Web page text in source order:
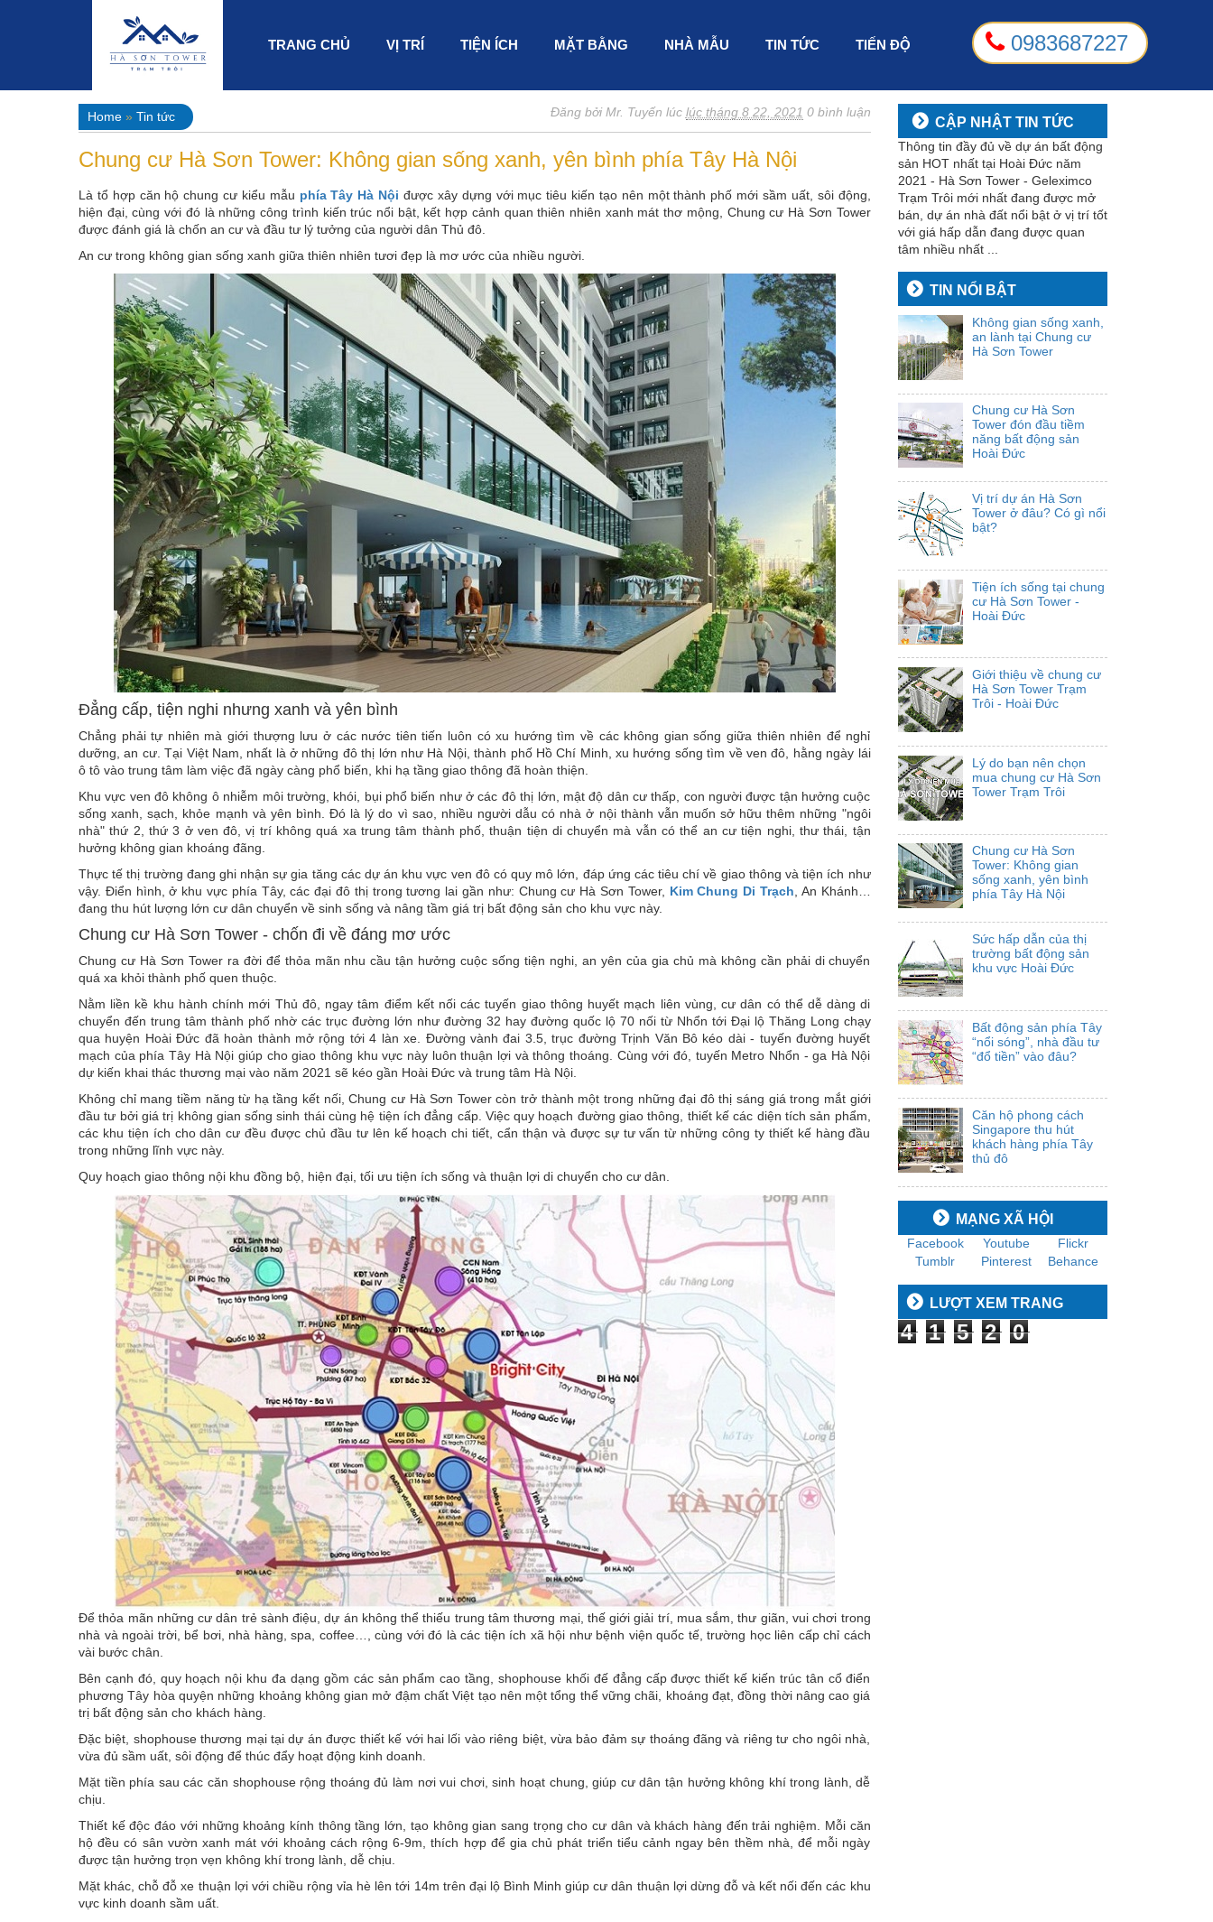
TRANG CHỦ(
C
U
R
E
)
VỊ TRÍ TIỆN ÍCH MẶT BẰNG NHÀ MẪU TIN TỨC TIẾN ĐỘ 0983687227
Home » Tin tức Đăng bởi Mr. Tuyến lúc lúc tháng 8 22, 2021 0 bình luận
Chung cư Hà Sơn Tower: Không gian sống xanh, yên bình phía Tây Hà Nội
Là tổ hợp căn hộ chung cư kiểu mẫu phía Tây Hà Nội được xây dựng với mục tiêu kiến tạo nên một thành phố mới sầm uất, sôi động,
hiện đại, cùng với đó là những công trình kiến trúc nổi bật, kết hợp cảnh quan thiên nhiên xanh mát thơ mộng, Chung cư Hà Sơn Tower
được đánh giá là chốn an cư và đầu tư lý tưởng của người dân Thủ đô.
An cư trong không gian sống xanh giữa thiên nhiên tươi đẹp là mơ ước của nhiều người.
Đẳng cấp, tiện nghi nhưng xanh và yên bình
Chẳng phải tự nhiên mà giới thượng lưu ở các nước tiên tiến luôn có xu hướng tìm về các không gian sống giữa thiên nhiên để nghỉ
dưỡng, an cư. Tại Việt Nam, nhất là ở những đô thị lớn như Hà Nội, thành phố Hồ Chí Minh, xu hướng sống tìm về ven đô, hằng ngày lái
ô tô vào trung tâm làm việc đã ngày càng phổ biến, khi hạ tầng giao thông đã hoàn thiện.
Khu vực ven đô không ô nhiễm môi trường, khói, bụi phổ biến như ở các đô thị lớn, mật độ dân cư thấp, con người được tận hưởng cuộc
sống xanh, sạch, khỏe mạnh và yên bình. Đó là lý do vì sao, nhiều người dẫu có nhà ở nội thành vẫn muốn sở hữu thêm những "ngôi
nhà" thứ 2, thứ 3 ở ven đô, vị trí không quá xa trung tâm thành phố, thuận tiện di chuyển mà vẫn có thể an cư tiện nghi, thư thái, tận
hưởng không gian khoáng đãng.
Thực tế thị trường đang ghi nhận sự gia tăng các dự án khu vực ven đô có quy mô lớn, đáp ứng các tiêu chí về giao thông và tiện ích như
vậy. Điển hình, ở khu vực phía Tây, các đại đô thị trong tương lai gần như: Chung cư Hà Sơn Tower, Kim Chung Di Trạch , An Khánh…
đang thu hút lượng lớn cư dân chuyển về sinh sống và nâng tầm giá trị bất động sản cho khu vực này.
Chung cư Hà Sơn Tower - chốn đi về đáng mơ ước
Chung cư Hà Sơn Tower ra đời để thỏa mãn nhu cầu tận hưởng cuộc sống tiện nghi, an yên của gia chủ mà không cần phải di chuyển
quá xa khỏi thành phố quen thuộc.
Nằm liền kề khu hành chính mới Thủ đô, ngay tâm điểm kết nối các tuyến giao thông huyết mạch liên vùng, cư dân có thể dễ dàng di
chuyển đến trung tâm thành phố nhờ các trục đường lớn như đường 32 hay đường quốc lộ 70 nối từ Nhổn tới Đại lộ Thăng Long chạy
qua huyện Hoài Đức đã hoàn thành mở rộng tới 4 làn xe. Đường vành đai 3.5, trục đường Trịnh Văn Bô kéo dài - tuyến đường huyết
mạch của phía Tây Hà Nội giúp cho giao thông khu vực này luôn thuận lợi và thông thoáng. Cùng với đó, tuyến Metro Nhổn - ga Hà Nội
dự kiến khai thác thương mại vào năm 2021 sẽ kéo gần Hoài Đức và trung tâm Hà Nội.
Không chỉ mang tiềm năng từ hạ tầng kết nối, Chung cư Hà Sơn Tower còn trở thành một trong những đại đô thị sáng giá trong mắt giới
đầu tư bởi giá trị không gian sống sinh thái cùng hệ tiện ích đẳng cấp. Việc quy hoạch đường giao thông, thiết kế các diện tích sản phẩm,
các khu tiện ích cho dân cư đều được chủ đầu tư lên kế hoạch chi tiết, cẩn thận và được sự tư vấn từ những công ty thiết kế hàng đầu
trong những lĩnh vực này.
Quy hoạch giao thông nội khu đồng bộ, hiện đại, tối ưu tiện ích sống và thuận lợi di chuyển cho cư dân.
Để thỏa mãn những cư dân trẻ sành điệu, dự án không thể thiếu trung tâm thương mại, thế giới giải trí, mua sắm, thư giãn, vui chơi trong
nhà và ngoài trời, bể bơi, nhà hàng, spa, coffee…, cùng với đó là các tiện ích xã hội như bệnh viện quốc tế, trường học liên cấp chỉ cách
vài bước chân.
Bên cạnh đó, quy hoạch nội khu đa dạng gồm các sản phẩm cao tầng, shophouse khối đế đẳng cấp được thiết kế kiến trúc tân cổ điển
phương Tây hòa quyện những khoảng không gian mở đậm chất Việt tạo nên một tổng thể vững chãi, khoáng đạt, đồng thời nâng cao giá
trị bất động sản cho khách hàng.
Đặc biệt, shophouse thương mại tại dự án được thiết kế với hai lối vào riêng biệt, vừa bảo đảm sự thoáng đãng và riêng tư cho ngôi nhà,
vừa đủ sầm uất, sôi động để thúc đẩy hoạt động kinh doanh.
Mặt tiền phía sau các căn shophouse rộng thoáng đủ làm nơi vui chơi, sinh hoạt chung, giúp cư dân tận hưởng không khí trong lành, dễ
chịu.
Thiết kế độc đáo với những khoảng kính thông tầng lớn, tạo không gian sang trọng cho cư dân và khách hàng đến trải nghiệm. Mỗi căn
hộ đều có sân vườn xanh mát với khoảng cách rộng 6-9m, thích hợp để gia chủ phát triển tiểu cảnh ngay bên thềm nhà, để mỗi ngày
được tận hưởng trọn vẹn không khí trong lành, dễ chịu.
Mặt khác, chỗ đỗ xe thuận lợi với chiều rộng vỉa hè lên tới 14m trên đại lộ Bình Minh giúp cư dân thuận lợi dừng đỗ và kết nối đến các khu
vực kinh doanh sầm uất.
CẬP NHẬT TIN TỨC
Thông tin đầy đủ về dự án bất động
sản HOT nhất tại Hoài Đức năm
2021 - Hà Sơn Tower - Geleximco
Trạm Trôi mới nhất đang được mở
bán, dự án nhà đất nổi bật ở vị trí tốt
với giá hấp dẫn đang được quan
tâm nhiều nhất ...
TIN NỔI BẬT
Không gian sống xanh,
an lành tại Chung cư
Hà Sơn Tower
Chung cư Hà Sơn
Tower đón đầu tiềm
năng bất động sản
Hoài Đức
Vị trí dự án Hà Sơn
Tower ở đâu? Có gì nổi
bật?
Tiện ích sống tại chung
cư Hà Sơn Tower -
Hoài Đức
Giới thiệu về chung cư
Hà Sơn Tower Trạm
Trôi - Hoài Đức
Lý do bạn nên chọn
mua chung cư Hà Sơn
Tower Trạm Trôi
Chung cư Hà Sơn
Tower: Không gian
sống xanh, yên bình
phía Tây Hà Nội
Sức hấp dẫn của thị
trường bất động sản
khu vực Hoài Đức
Bất động sản phía Tây
“nổi sóng”, nhà đầu tư
“đổ tiền” vào đâu?
Căn hộ phong cách
Singapore thu hút
khách hàng phía Tây
thủ đô
MẠNG XÃ HỘI
Facebook Youtube
Flickr
Tumblr
Pinterest Behance
LƯỢT XEM TRANG
4 1 5 2 0